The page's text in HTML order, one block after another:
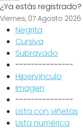
¿Ya estás registrado?
Viernes, 07 Agosto 2026
Negrita
Cursiva
Subrayado
---------------
Hipervínculo
Imagen
---------------
Lista con viñetas
Lista numérica